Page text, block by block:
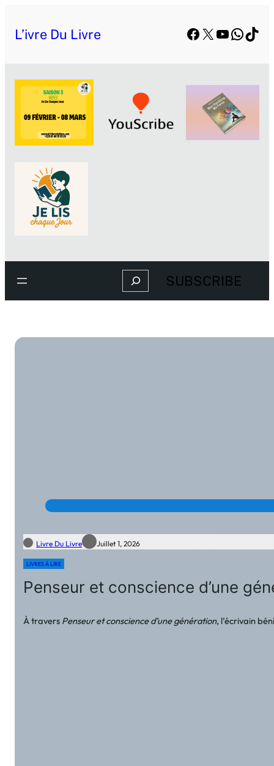
L’ivre Du Livre Facebook
X YouTube
Search SUBSCRIBE
Livre Du Livre Juillet 1, 2026
LIVRES À LIRE
Penseur et conscience d’une
À travers Penseur et conscience d’une génération, l’écrivain